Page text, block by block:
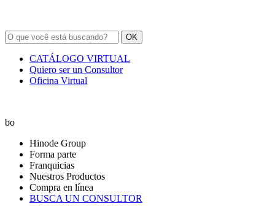
OK
CATÁLOGO VIRTUAL
Quiero ser un Consultor
Oficina Virtual
bo
Hinode Group
Forma parte
Franquicias
Nuestros Productos
Compra en línea
BUSCA UN CONSULTOR